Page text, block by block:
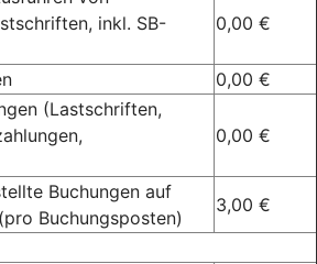
inkl. SB-
0,00 €
0,00 €
(Lastschriften,
0,00 €
Buchungen auf
Buchungsposten)
3,00 €